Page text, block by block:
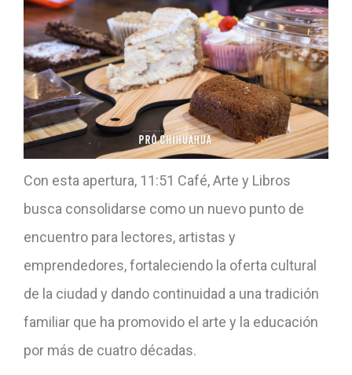
Con esta apertura, 11:51 Café, Arte y Libros
busca consolidarse como un nuevo punto de
encuentro para lectores, artistas y
emprendedores, fortaleciendo la oferta cultural
de la ciudad y dando continuidad a una tradición
familiar que ha promovido el arte y la educación
por más de cuatro décadas.